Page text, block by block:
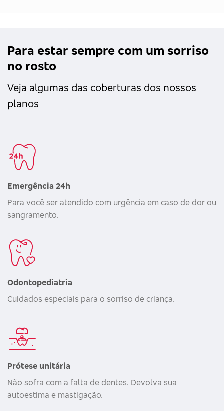
Para estar sempre com um sorriso
no rosto
Veja algumas das coberturas dos nossos
planos
Emergência 24h
Para você ser atendido com urgência em caso de dor ou
sangramento.
Odontopediatria
Cuidados especiais para o sorriso de criança.
Prótese unitária
Não sofra com a falta de dentes. Devolva sua
autoestima e mastigação.